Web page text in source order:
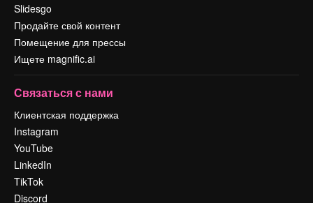
Slidesgo
Продайте свой контент
Помещение для прессы
Ищете magnific.ai
Связаться с нами
Клиентская поддержка
Instagram
YouTube
LinkedIn
TikTok
Discord